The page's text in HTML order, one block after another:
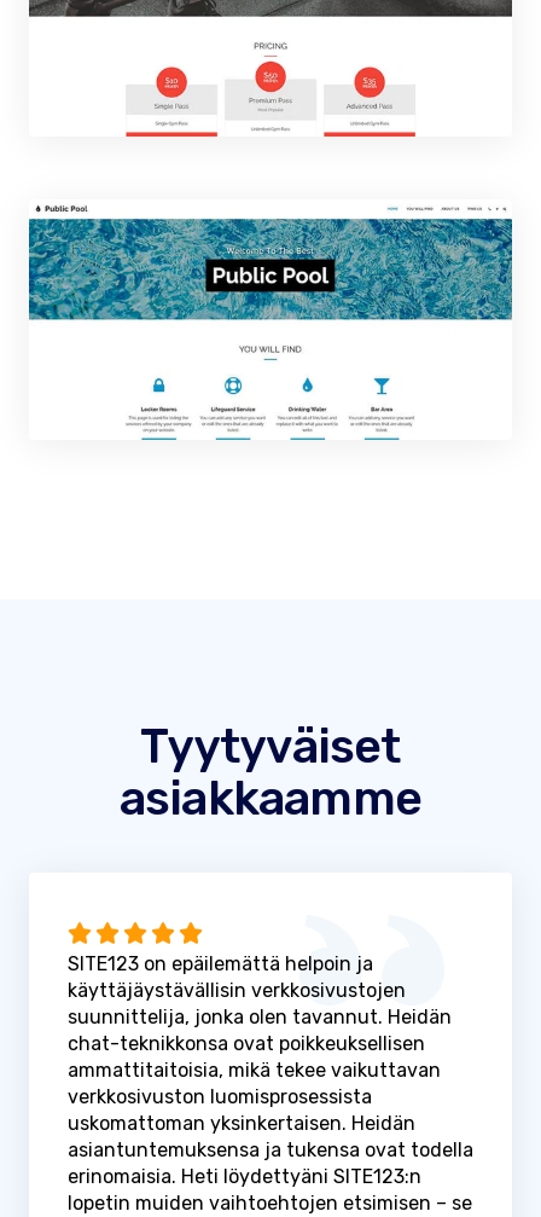
Tyytyväiset
asiakkaamme
SITE123 on epäilemättä helpoin ja
käyttäjäystävällisin verkkosivustojen
suunnittelija, jonka olen tavannut. Heidän
chat-teknikkonsa ovat poikkeuksellisen
ammattitaitoisia, mikä tekee vaikuttavan
verkkosivuston luomisprosessista
uskomattoman yksinkertaisen. Heidän
asiantuntemuksensa ja tukensa ovat todella
erinomaisia. Heti löydettyäni SITE123:n
lopetin muiden vaihtoehtojen etsimisen – se